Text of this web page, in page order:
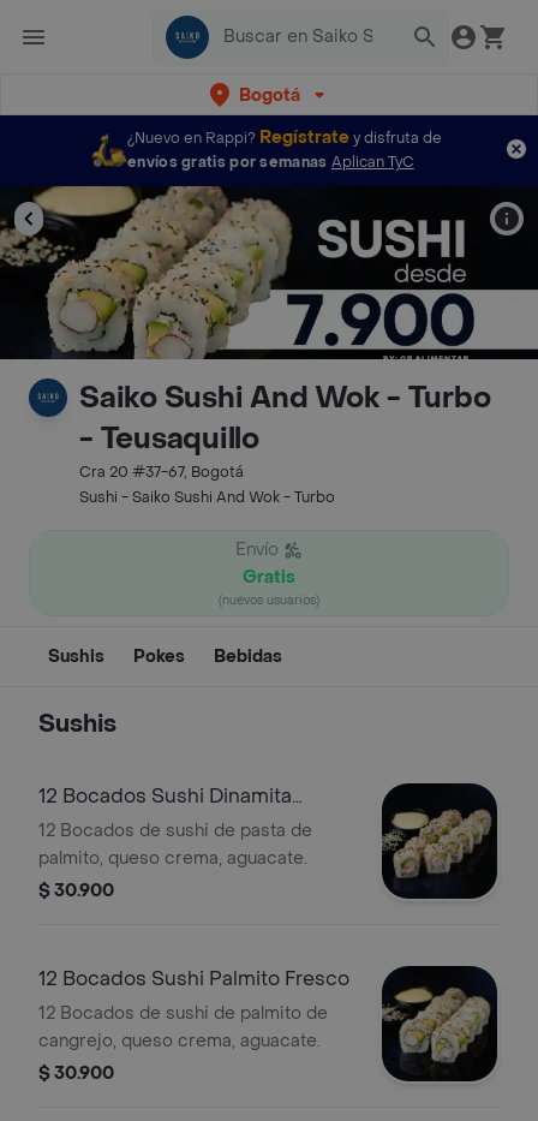
Bogotá
¿Nuevo en Rappi? Regístratey disfruta de
envíos gratis por semanas Aplican TyC
Saiko Sushi And Wok - Turbo
- Teusaquillo
Cra 20 #37-67, Bogotá
Sushi - Saiko Sushi And Wok - Turbo
Envío
Gratis
(nuevos usuarios)
Sushis Pokes Bebidas
Sushis
12 Bocados Sushi Dinamita
Fresco
12 Bocados de sushi de pasta de
palmito, queso crema, aguacate.
$ 30.900
12 Bocados Sushi Palmito Fresco
12 Bocados de sushi de palmito de
cangrejo, queso crema, aguacate.
$ 30.900